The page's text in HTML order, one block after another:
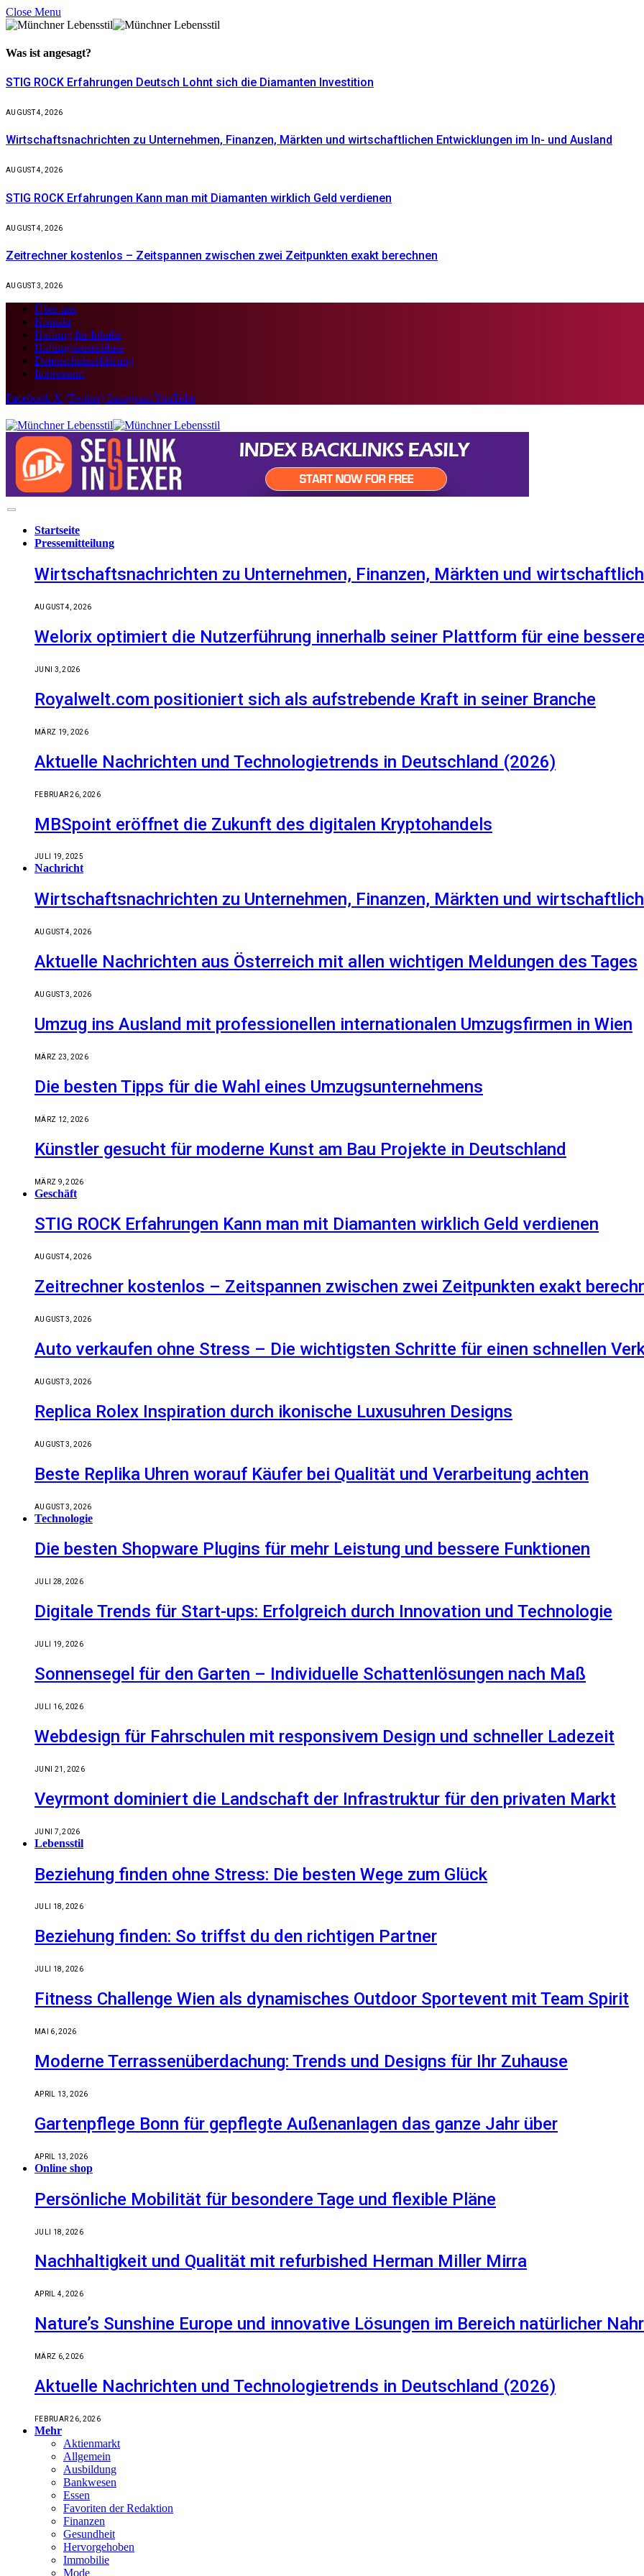
Close Menu
Was ist angesagt?
STIG ROCK Erfahrungen Deutsch Lohnt sich die Diamanten Investition
AUGUST 4, 2026
Wirtschaftsnachrichten zu Unternehmen, Finanzen, Märkten und wirtschaftlichen Entwicklungen im In- und Ausland
AUGUST 4, 2026
STIG ROCK Erfahrungen Kann man mit Diamanten wirklich Geld verdienen
AUGUST 4, 2026
Zeitrechner kostenlos – Zeitspannen zwischen zwei Zeitpunkten exakt berechnen
AUGUST 3, 2026
Über uns
Kontakt
Haftung für Inhalte
Haftungsausschluss
Datenschutzerklärung
Impressum
Facebook X (Twitter) InstagramYouTube
Startseite
Pressemitteilung
Wirtschaftsnachrichten zu Unternehmen, Finanzen, Märkten und
AUGUST 4, 2026
Welorix optimiert die Nutzerführung innerhalb seiner Plattform für eine
JUNI 3, 2026
Royalwelt.com positioniert sich als aufstrebende Kraft in seiner Branche
MÄRZ 19, 2026
Aktuelle Nachrichten und Technologietrends in Deutschland (2026)
FEBRUAR 26, 2026
MBSpoint eröffnet die Zukunft des digitalen Kryptohandels
JULI 19, 2025
Nachricht
Wirtschaftsnachrichten zu Unternehmen, Finanzen, Märkten und
AUGUST 4, 2026
Aktuelle Nachrichten aus Österreich mit allen wichtigen Meldungen des Tages
AUGUST 3, 2026
Umzug ins Ausland mit professionellen internationalen Umzugsfirmen in Wien
MÄRZ 23, 2026
Die besten Tipps für die Wahl eines Umzugsunternehmens
MÄRZ 12, 2026
Künstler gesucht für moderne Kunst am Bau Projekte in Deutschland
MÄRZ 9, 2026
Geschäft
STIG ROCK Erfahrungen Kann man mit Diamanten wirklich Geld verdienen
AUGUST 4, 2026
Zeitrechner kostenlos – Zeitspannen zwischen zwei Zeitpunkten exakt
AUGUST 3, 2026
Auto verkaufen ohne Stress – Die wichtigsten Schritte für einen schnellen
AUGUST 3, 2026
Replica Rolex Inspiration durch ikonische Luxusuhren Designs
AUGUST 3, 2026
Beste Replika Uhren worauf Käufer bei Qualität und Verarbeitung achten
AUGUST 3, 2026
Technologie
Die besten Shopware Plugins für mehr Leistung und bessere Funktionen
JULI 28, 2026
Digitale Trends für Start-ups: Erfolgreich durch Innovation und Technologie
JULI 19, 2026
Sonnensegel für den Garten – Individuelle Schattenlösungen nach Maß
JULI 16, 2026
Webdesign für Fahrschulen mit responsivem Design und schneller Ladezeit
JUNI 21, 2026
Veyrmont dominiert die Landschaft der Infrastruktur für den privaten Markt
JUNI 7, 2026
Lebensstil
Beziehung finden ohne Stress: Die besten Wege zum Glück
JULI 18, 2026
Beziehung finden: So triffst du den richtigen Partner
JULI 18, 2026
Fitness Challenge Wien als dynamisches Outdoor Sportevent mit Team Spirit
MAI 6, 2026
Moderne Terrassenüberdachung: Trends und Designs für Ihr Zuhause
APRIL 13, 2026
Gartenpflege Bonn für gepflegte Außenanlagen das ganze Jahr über
APRIL 13, 2026
Online shop
Persönliche Mobilität für besondere Tage und flexible Pläne
JULI 18, 2026
Nachhaltigkeit und Qualität mit refurbished Herman Miller Mirra
APRIL 4, 2026
Nature’s Sunshine Europe und innovative Lösungen im Bereich natürlicher
MÄRZ 6, 2026
Aktuelle Nachrichten und Technologietrends in Deutschland (2026)
FEBRUAR 26, 2026
Mehr
Aktienmarkt
Allgemein
Ausbildung
Bankwesen
Essen
Favoriten der Redaktion
Finanzen
Gesundheit
Hervorgehoben
Immobilie
Mode